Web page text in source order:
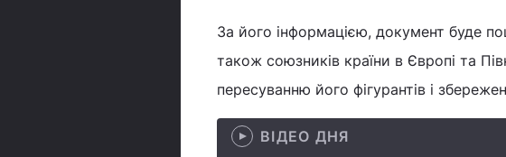
За його інформацією, документ буде
також союзників країни в Європі та
пересуванню його фігурантів і
ВІДЕО ДНЯ